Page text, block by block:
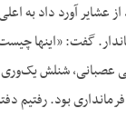
عشایر آورد داد به
گفت: «اینها
عصبانی، شنلش
بود. رفتیم